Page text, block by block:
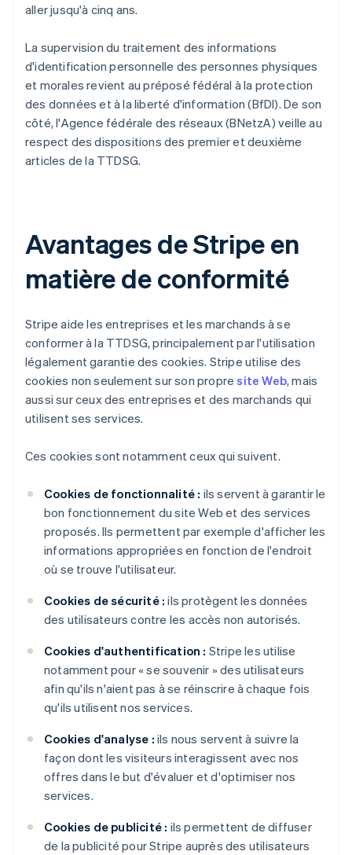
aller jusqu'à cinq ans.
La supervision du traitement des informations
d'identification personnelle des personnes physiques
et morales revient au préposé fédéral à la protection
des données et à la liberté d'information (BfDI). De son
côté, l'Agence fédérale des réseaux (BNetzA) veille au
respect des dispositions des premier et deuxième
articles de la TTDSG.
Avantages de Stripe en
matière de conformité
Stripe aide les entreprises et les marchands à se
conformer à la TTDSG, principalement par l'utilisation
légalement garantie des cookies. Stripe utilise des
cookies non seulement sur son propresite Web, mais
aussi sur ceux des entreprises et des marchands qui
utilisent ses services.
Ces cookies sont notamment ceux qui suivent.
Cookies de fonctionnalité : ils servent à garantir le
bon fonctionnement du site Web et des services
proposés. Ils permettent par exemple d'afficher les
informations appropriées en fonction de l'endroit
où se trouve l'utilisateur.
Cookies de sécurité : ils protègent les données
des utilisateurs contre les accès non autorisés.
Cookies d'authentification : Stripe les utilise
notamment pour « se souvenir » des utilisateurs
afin qu'ils n'aient pas à se réinscrire à chaque fois
qu'ils utilisent nos services.
Cookies d'analyse : ils nous servent à suivre la
façon dont les visiteurs interagissent avec nos
offres dans le but d'évaluer et d'optimiser nos
services.
Cookies de publicité : ils permettent de diffuser
de la publicité pour Stripe auprès des utilisateurs